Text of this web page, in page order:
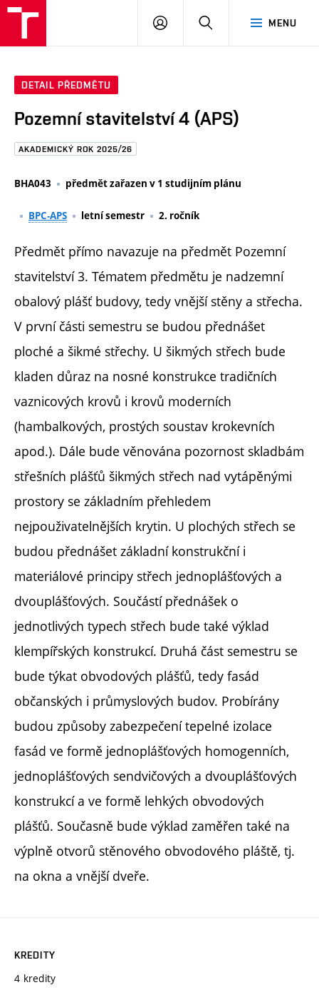
Brno
MENU
PŘIHLÁSIT
DETAIL PŘEDMĚTU
Pozemní stavitelství 4 (APS)
AKADEMICKÝ ROK 2025/26
BHA043 předmět zařazen v 1 studijním plánu
BPC-APS letní semestr 2. ročník
Předmět přímo navazuje na předmět Pozemní
stavitelství 3. Tématem předmětu je nadzemní
obalový plášť budovy, tedy vnější stěny a střecha.
V první části semestru se budou přednášet
ploché a šikmé střechy. U šikmých střech bude
kladen důraz na nosné konstrukce tradičních
vaznicových krovů i krovů moderních
(hambalkových, prostých soustav krokevních
apod.). Dále bude věnována pozornost skladbám
střešních plášťů šikmých střech nad vytápěnými
prostory se základním přehledem
nejpouživatelnějších krytin. U plochých střech se
budou přednášet základní konstrukční i
materiálové principy střech jednoplášťových a
dvouplášťových. Součástí přednášek o
jednotlivých typech střech bude také výklad
klempířských konstrukcí. Druhá část semestru se
bude týkat obvodových plášťů, tedy fasád
občanských i průmyslových budov. Probírány
budou způsoby zabezpečení tepelné izolace
fasád ve formě jednoplášťových homogenních,
jednoplášťových sendvičových a dvouplášťových
konstrukcí a ve formě lehkých obvodových
plášťů. Současně bude výklad zaměřen také na
výplně otvorů stěnového obvodového pláště, tj.
na okna a vnější dveře.
KREDITY
4 kredity